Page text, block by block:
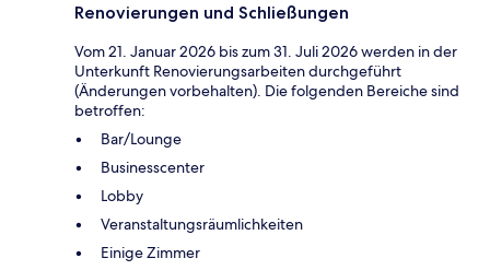
Renovierungen und Schließungen
Vom 21. Januar 2026 bis zum 31. Juli 2026 werden in der
Unterkunft Renovierungsarbeiten durchgeführt
(Änderungen vorbehalten). Die folgenden Bereiche sind
betroffen:
Bar/Lounge
Businesscenter
Lobby
Veranstaltungsräumlichkeiten
Einige Zimmer